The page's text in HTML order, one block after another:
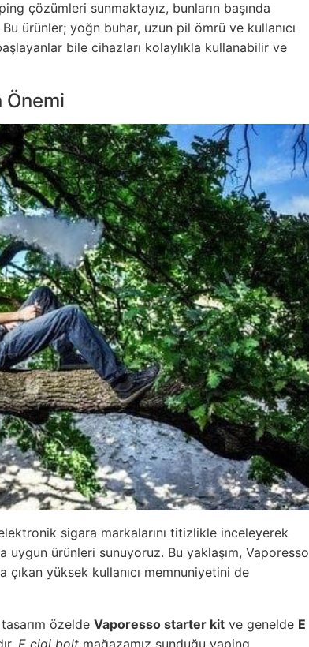
çözümleri sunmaktayız, bunların başında
ürünler; yoğn buhar, uzun pil ömrü ve kullanıcı
bile cihazları kolaylıkla kullanabilir ve
sigara markalarını titizlikle inceleyerek
uygun ürünleri sunuyoruz. Bu yaklaşım, Vaporesso
yüksek kullanıcı memnuniyetini de
özelde Vaporesso starter kit ve genelde E